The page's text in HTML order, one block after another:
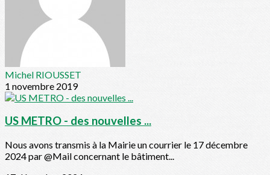
Michel RIOUSSET
1 novembre 2019
US METRO - des nouvelles ...
Nous avons transmis à la Mairie un courrier le 17 décembre
2024 par @Mail concernant le bâtiment...